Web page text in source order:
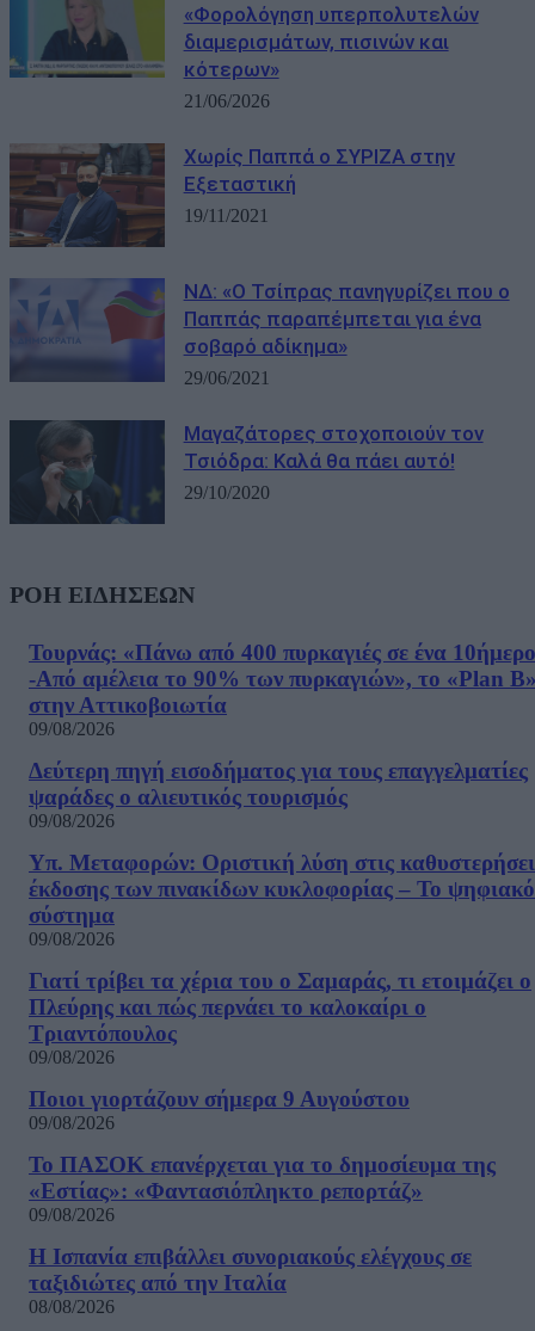
«Φορολόγηση υπερπολυτελών
διαμερισμάτων, πισινών και
κότερων»
21/06/2026
Χωρίς Παππά ο ΣΥΡΙΖΑ στην
Εξεταστική
19/11/2021
ΝΔ: «Ο Τσίπρας πανηγυρίζει που ο
Παππάς παραπέμπεται για ένα
σοβαρό αδίκημα»
29/06/2021
Μαγαζάτορες στοχοποιούν τον
Τσιόδρα: Καλά θα πάει αυτό!
29/10/2020
ΡΟΗ ΕΙΔΗΣΕΩΝ
Τουρνάς: «Πάνω από 400 πυρκαγιές σε ένα 10ήμερο
-Από αμέλεια το 90% των πυρκαγιών», το «Plan
στην Αττικοβοιωτία
09/08/2026
Δεύτερη πηγή εισοδήματος για τους επαγγελματίες
ψαράδες ο αλιευτικός τουρισμός
09/08/2026
Υπ. Μεταφορών: Οριστική λύση στις
έκδοσης των πινακίδων κυκλοφορίας – Το ψηφιακό
σύστημα
09/08/2026
Γιατί τρίβει τα χέρια του ο Σαμαράς, τι ετοιμάζει ο
Πλεύρης και πώς περνάει το καλοκαίρι ο
Τριαντόπουλος
09/08/2026
Ποιοι γιορτάζουν σήμερα 9 Αυγούστου
09/08/2026
Το ΠΑΣΟΚ επανέρχεται για το δημοσίευμα της
«Εστίας»: «Φαντασιόπληκτο ρεπορτάζ»
09/08/2026
Η Ισπανία επιβάλλει συνοριακούς ελέγχους σε
ταξιδιώτες από την Ιταλία
08/08/2026